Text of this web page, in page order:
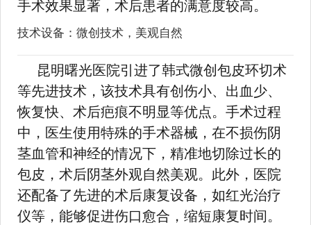
手术效果显著，术后患者的满意度较高。
技术设备：微创技术，美观自然
昆明曙光医院引进了韩式微创包皮环切术
等先进技术，该技术具有创伤小、出血少、
恢复快、术后疤痕不明显等优点。手术过程
中，医生使用特殊的手术器械，在不损伤阴
茎血管和神经的情况下，精准地切除过长的
包皮，术后阴茎外观自然美观。此外，医院
还配备了先进的术后康复设备，如红光治疗
仪等，能够促进伤口愈合，缩短康复时间。